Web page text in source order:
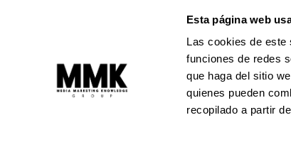
Esta página web
Las cookies de este
funciones de redes
que haga del sitio
quienes pueden
recopilado a partir